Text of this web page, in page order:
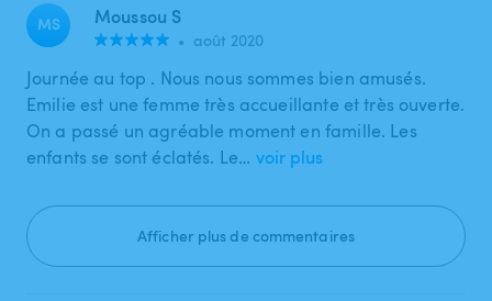
MS Moussou S
• août 2020
Journée au top . Nous nous sommes bien amusés.
Emilie est une femme très accueillante et très ouverte.
On a passé un agréable moment en famille. Les
enfants se sont éclatés. Le… voir plus
Afficher plus de commentaires